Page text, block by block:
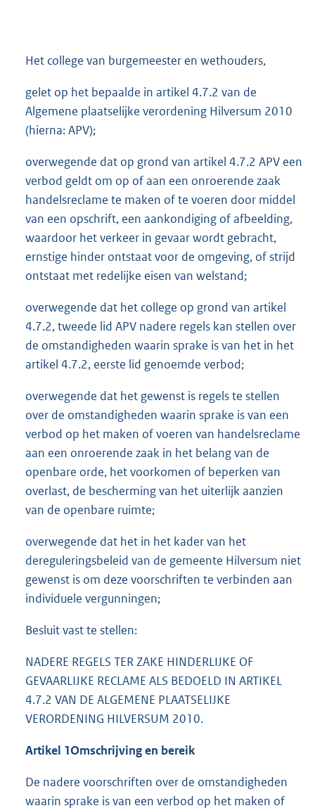
Het college van burgemeester en wethouders,
gelet op het bepaalde in artikel 4.7.2 van de
Algemene plaatselijke verordening Hilversum 2010
(hierna: APV);
overwegende dat op grond van artikel 4.7.2 APV een
verbod geldt om op of aan een onroerende zaak
handelsreclame te maken of te voeren door middel
van een opschrift, een aankondiging of afbeelding,
waardoor het verkeer in gevaar wordt gebracht,
ernstige hinder ontstaat voor de omgeving, of strijd
ontstaat met redelijke eisen van welstand;
overwegende dat het college op grond van artikel
4.7.2, tweede lid APV nadere regels kan stellen over
de omstandigheden waarin sprake is van het in het
artikel 4.7.2, eerste lid genoemde verbod;
overwegende dat het gewenst is regels te stellen
over de omstandigheden waarin sprake is van een
verbod op het maken of voeren van handelsreclame
aan een onroerende zaak in het belang van de
openbare orde, het voorkomen of beperken van
overlast, de bescherming van het uiterlijk aanzien
van de openbare ruimte;
overwegende dat het in het kader van het
dereguleringsbeleid van de gemeente Hilversum niet
gewenst is om deze voorschriften te verbinden aan
individuele vergunningen;
Besluit vast te stellen:
NADERE REGELS TER ZAKE HINDERLIJKE OF
GEVAARLIJKE RECLAME ALS BEDOELD IN ARTIKEL
4.7.2 VAN DE ALGEMENE PLAATSELIJKE
VERORDENING HILVERSUM 2010.
Artikel 1Omschrijving en bereik
De nadere voorschriften over de omstandigheden
waarin sprake is van een verbod op het maken of